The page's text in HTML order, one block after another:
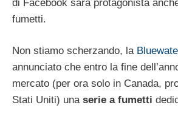
di Facebook sarà protagonista
fumetti.
Non stiamo scherzando, la
annunciato che entro la fine
mercato (per ora solo in Canada,
Stati Uniti) una serie a fumetti